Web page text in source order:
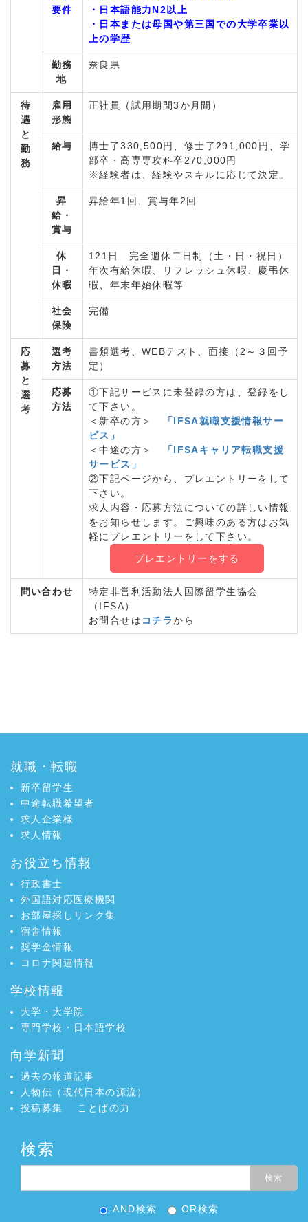
要件
・日本語能力N2以上
・日本または母国や第三国での大学卒業以
上の学歴
勤務
地
奈良県
待
遇
と
勤
務
雇用
形態
正社員（試用期間3か月間）
給与
博士了330,500円、修士了291,000円、学
部卒・高専専攻科卒270,000円
※経験者は、経験やスキルに応じて決定。
昇
給・
賞与
昇給年1回、賞与年2回
休
日・
休暇
121日 完全週休二日制（土・日・祝日）
年次有給休暇、リフレッシュ休暇、慶弔休
暇、年末年始休暇等
社会
保険
完備
応
募
と
選
考
選考
方法
書類選考、WEBテスト、面接（2～３回予
定）
応募
方法
①下記サービスに未登録の方は、登録をし
て下さい。
＜新卒の方＞
「IFSA就職支援情報サー
ビス」
＜中途の方＞
「IFSAキャリア転職支援
サービス」
②下記ページから、プレエントリーをして
下さい。
求人内容・応募方法についての詳しい情報
をお知らせします。ご興味のある方はお気
軽にプレエントリーをして下さい。
プレエントリーをする
問い合わせ
特定非営利活動法人国際留学生協会
（IFSA）
お問合せは コチラから
就職・転職
新卒留学生
中途転職希望者
求人企業様
求人情報
お役立ち情報
行政書士
外国語対応医療機関
お部屋探しリンク集
宿舎情報
奨学金情報
コロナ関連情報
学校情報
大学・大学院
専門学校・日本語学校
向学新聞
過去の報道記事
人物伝（現代日本の源流）
投稿募集
ことばの力
検索
AND検索 OR検索